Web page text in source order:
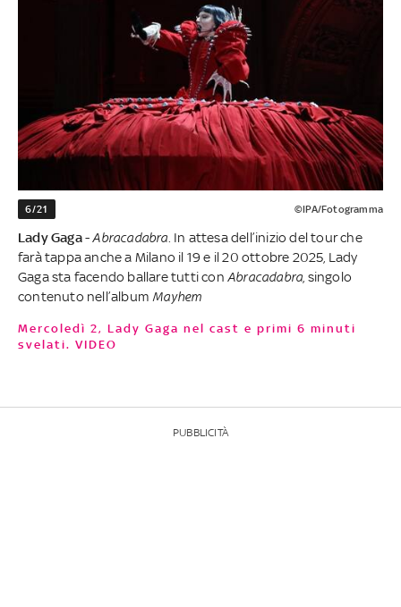
6/21 ©IPA/Fotogramma
Lady Gaga-Abracadabra . In attesa dell’inizio del tour che
farà tappa anche a Milano il 19 e il 20 ottobre 2025, Lady
Gaga sta facendo ballare tutti con Abracadabra , singolo
contenuto nell’album Mayhem
Mercoledì 2, Lady Gaga nel cast e primi 6 minuti
svelati. VIDEO
PUBBLICITÀ